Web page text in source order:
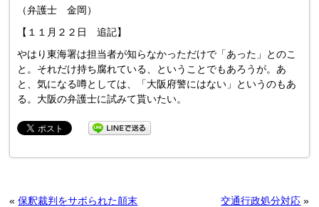
（弁護士 金岡）
【１１月２２日 追記】
やはり東海署は担当者が知らなかっただけで「あった」とのこ
と。それだけ持ち腐れている、ということでもあろうが。あ
と、気になる噂としては、「大阪府警にはない」というのもあ
る。大阪の弁護士に試みて貰いたい。
«保釈裁判をサボられた顛末 交通行政処分対応 »